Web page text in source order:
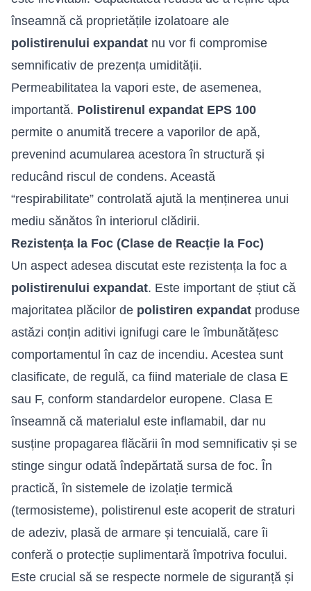
înseamnă că proprietățile izolatoare ale
polistirenului expandat nu vor fi compromise
semnificativ de prezența umidității.
Permeabilitatea la vapori este, de asemenea,
importantă. Polistirenul expandat EPS 100
permite o anumită trecere a vaporilor de apă,
prevenind acumularea acestora în structură și
reducând riscul de condens. Această
“respirabilitate” controlată ajută la menținerea unui
mediu sănătos în interiorul clădirii.
Rezistența la Foc (Clase de Reacție la Foc)
Un aspect adesea discutat este rezistența la foc a
polistirenului expandat. Este important de știut că
majoritatea plăcilor de polistiren expandat produse
astăzi conțin aditivi ignifugi care le îmbunătățesc
comportamentul în caz de incendiu. Acestea sunt
clasificate, de regulă, ca fiind materiale de clasa E
sau F, conform standardelor europene. Clasa E
înseamnă că materialul este inflamabil, dar nu
susține propagarea flăcării în mod semnificativ și se
stinge singur odată îndepărtată sursa de foc. În
practică, în sistemele de izolație termică
(termosisteme), polistirenul este acoperit de straturi
de adeziv, plasă de armare și tencuială, care îi
conferă o protecție suplimentară împotriva focului.
Este crucial să se respecte normele de siguranță și